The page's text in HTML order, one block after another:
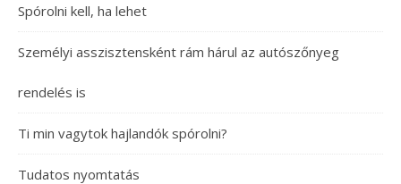
Spórolni kell, ha lehet
Személyi asszisztensként rám hárul az autószőnyeg
rendelés is
Ti min vagytok hajlandók spórolni?
Tudatos nyomtatás